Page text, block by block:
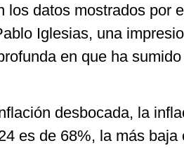
los datos mostrados por
Iglesias, una
en que ha
desbocada, la
es de 68%, la más baja